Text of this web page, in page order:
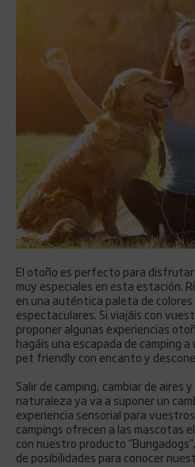
El otoño es perfecto para
muy especiales en esta estación.
en una auténtica paleta de
espectaculares. Si viajáis con
proponer algunas experiencias
hagáis una escapada de camping
pet friendly con encanto y
Salir de camping, cambiar de aires
naturaleza ya va a suponer un
experiencia sensorial para
campings ofrecen a las mascotas
con nuestro producto
de posibilidades para conocer